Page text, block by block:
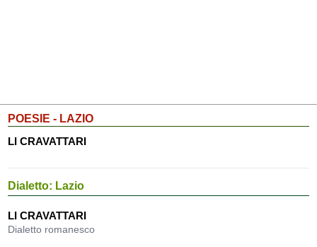
POESIE - LAZIO
LI CRAVATTARI
Dialetto: Lazio
LI CRAVATTARI
Dialetto romanesco